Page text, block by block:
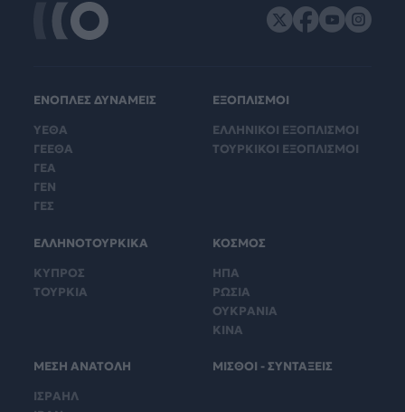
ΕΝΟΠΛΕΣ ΔΥΝΑΜΕΙΣ
ΥΕΘΑ
ΓΕΕΘΑ
ΓΕΑ
ΓΕΝ
ΓΕΣ
ΕΞΟΠΛΙΣΜΟΙ
ΕΛΛΗΝΙΚΟΙ ΕΞΟΠΛΙΣΜΟΙ
ΤΟΥΡΚΙΚΟΙ ΕΞΟΠΛΙΣΜΟΙ
ΕΛΛΗΝΟΤΟΥΡΚΙΚΑ
ΚΥΠΡΟΣ
ΤΟΥΡΚΙΑ
ΚΟΣΜΟΣ
ΗΠΑ
ΡΩΣΙΑ
ΟΥΚΡΑΝΙΑ
ΚΙΝΑ
ΜΕΣΗ ΑΝΑΤΟΛΗ
ΙΣΡΑΗΛ
ΜΙΣΘΟΙ - ΣΥΝΤΑΞΕΙΣ